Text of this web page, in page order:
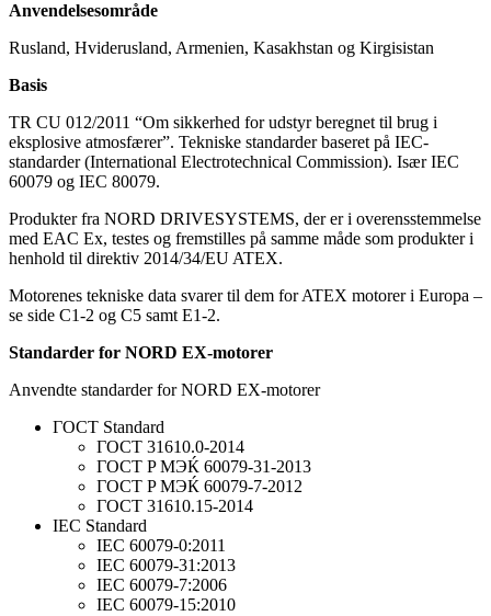
Anvendelsesområde
Rusland, Hviderusland, Armenien, Kasakhstan og Kirgisistan
Basis
TR CU 012/2011 “Om sikkerhed for udstyr beregnet til brug i
eksplosive atmosfærer”. Tekniske standarder baseret på IEC-
standarder (International Electrotechnical Commission). Især IEC
60079 og IEC 80079.
Produkter fra NORD DRIVESYSTEMS, der er i overensstemmelse
med EAC Ex, testes og fremstilles på samme måde som produkter i
henhold til direktiv 2014/34/EU ATEX.
Motorenes tekniske data svarer til dem for ATEX motorer i Europa –
se side C1-2 og C5 samt E1-2.
Standarder for NORD EX-motorer
Anvendte standarder for NORD EX-motorer
ГОСТ Standard
ГОСТ 31610.0-2014
ГОСТ P MЭЌ 60079-31-2013
ГОСТ P MЭЌ 60079-7-2012
ГОСТ 31610.15-2014
IEC Standard
IEC 60079-0:2011
IEC 60079-31:2013
IEC 60079-7:2006
IEC 60079-15:2010